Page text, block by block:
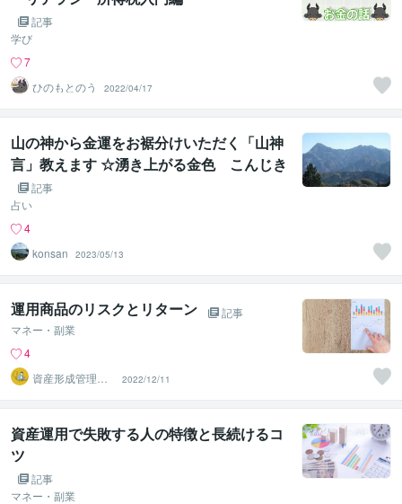
記事
学び
7
ひのもとのう
2022/04/17
山の神から金運をお裾分けいただく「山神
言」教えます ☆湧き上がる金色 こんじき
のエネルギーを貴方だけに集める☆
記事
占い
4
konsan
2023/05/13
運用商品のリスクとリターン
記事
マネー・副業
4
資産形成管理ア
ドバイザー じ
ゅん
2022/12/11
資産運用で失敗する人の特徴と長続けるコ
ツ
記事
マネー・副業